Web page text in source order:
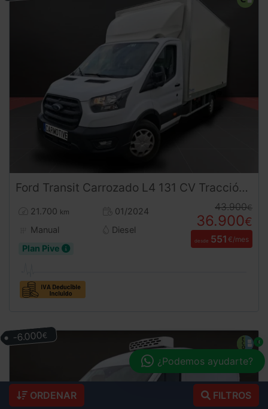
ORDENAR FILTROS
Ford Transit Carrozado L4 131 CV Tracción Trasera
21.700 km
01/2024
Manual
Diesel
Plan Pive
43.900€
36.900€
desde 551 €/mes
-6.000€
¿Podemos ayudarte?